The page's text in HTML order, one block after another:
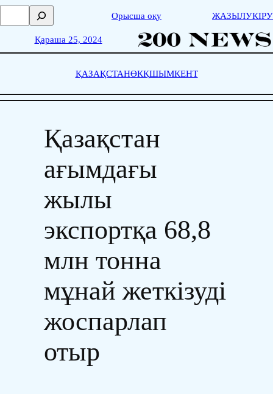
Skip
о
с
Орысша оқу ЖАЗЫЛУКІРУ
Қараша 25, 2024
ҚАЗАҚСТАНӨКҚШЫМКЕНТ
Қазақстан
ағымдағы
жылы
экспортқа 68,8
млн тонна
мұнай жеткізуді
жоспарлап
отыр